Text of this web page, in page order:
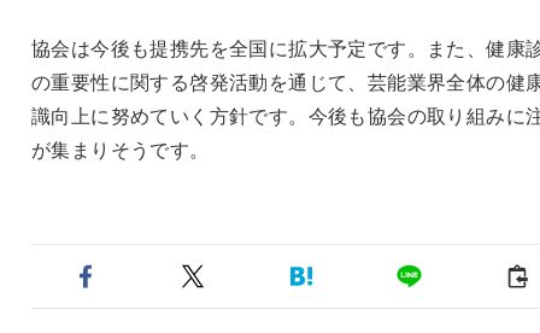
協会は今後も提携先を全国に拡大予定です。また、健康
の重要性に関する啓発活動を通じて、芸能業界全体の健
識向上に努めていく方針です。今後も協会の取り組みに
が集まりそうです。